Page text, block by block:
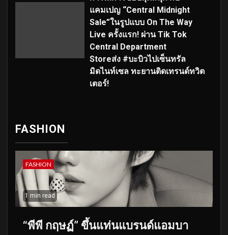
แคมเปญ “Central Midnight
Sale”ในรูปแบบ On The Way
Live ครั้งแรก! ผ่าน Tik Tok
Central Department
Storeส่ง #บะบิวไปเซ็นทรัล
มิดไนท์เซล ทะยานติดเทรนด์ทวิต
เตอร์!
FASHION
FASHION
1 min read
“พีพี กฤษฏ์” ขึ้นแท่นแบรนด์แอมบา